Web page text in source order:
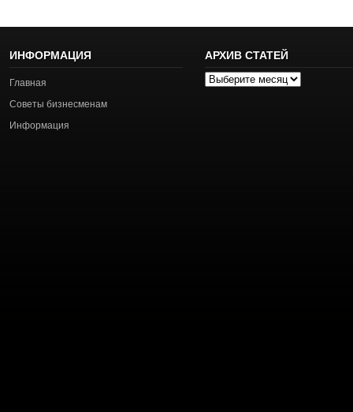
ИНФОРМАЦИЯ
Главная
Советы бизнесменам
Информация
АРХИВ СТАТЕЙ
Архив